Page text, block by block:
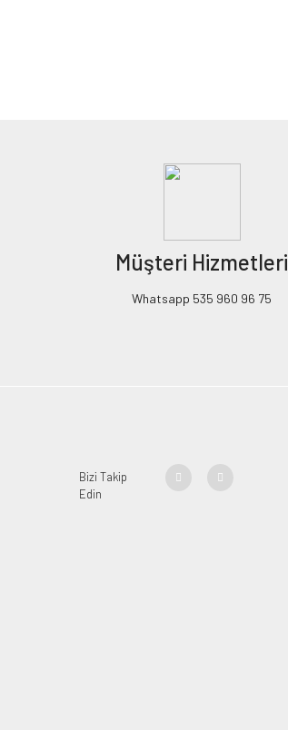
Müşteri Hizmetleri
Whatsapp 535 960 96 75
Bizi Takip
Edin